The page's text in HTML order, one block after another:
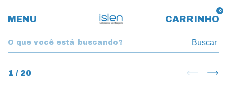
MENU CARRINHO
0
Buscar
1 / 20